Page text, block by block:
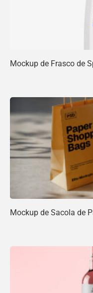
Mockup de Frasco de
Mockup de Sacola de